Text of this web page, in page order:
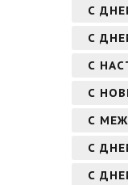
С
С
С
С
С
С
С